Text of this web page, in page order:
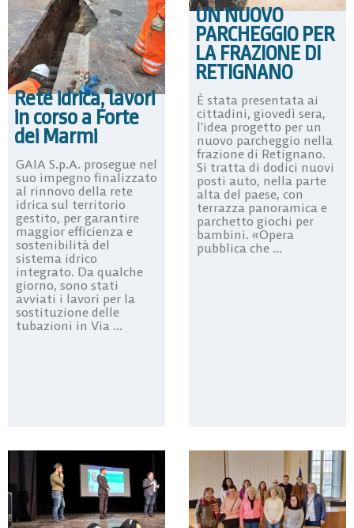
Rete idrica, lavori
in corso a Forte
dei Marmi
GAIA S.p.A. prosegue nel
suo impegno finalizzato
al rinnovo della rete
idrica sul territorio
gestito, per garantire
maggior efficienza e
sostenibilità del
sistema idrico
integrato. Da qualche
giorno, sono stati
avviati i lavori per la
sostituzione delle
tubazioni in Via ...
UN NUOVO
PARCHEGGIO PER
LA FRAZIONE DI
RETIGNANO
È stata presentata ai
cittadini, giovedì sera,
l’idea progetto per un
nuovo parcheggio nella
frazione di Retignano.
Si tratta di dodici nuovi
posti auto, nella parte
alta del paese, con
terrazza panoramica e
parchetto giochi per
bambini. «Opera
pubblica che ...